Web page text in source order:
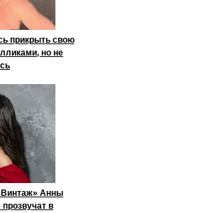
прикрыть свою
но не
Анны
в